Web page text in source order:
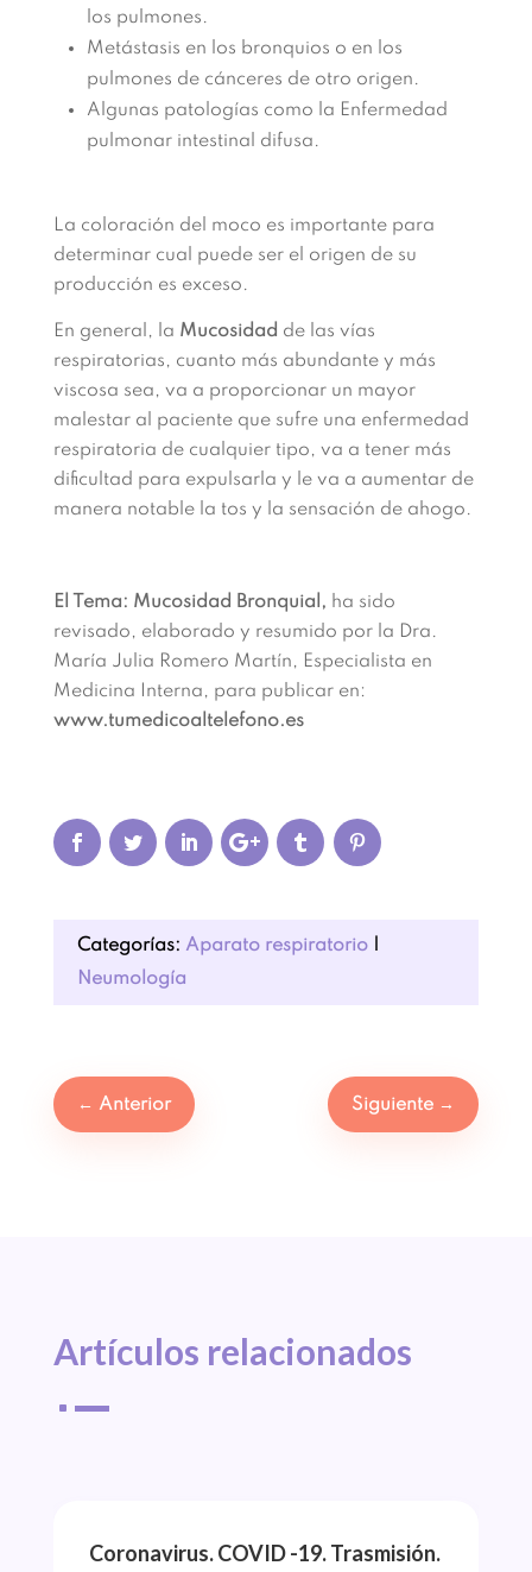
los pulmones.
Metástasis en los bronquios o en los
pulmones de cánceres de otro origen.
Algunas patologías como la Enfermedad
pulmonar intestinal difusa.
La coloración del moco es importante para
determinar cual puede ser el origen de su
producción es exceso.
En general, la Mucosidad de las vías
respiratorias, cuanto más abundante y más
viscosa sea, va a proporcionar un mayor
malestar al paciente que sufre una enfermedad
respiratoria de cualquier tipo, va a tener más
dificultad para expulsarla y le va a aumentar de
manera notable la tos y la sensación de ahogo.
El Tema: Mucosidad Bronquial, ha sido
revisado, elaborado y resumido por la Dra.
María Julia Romero Martín, Especialista en
Medicina Interna, para publicar en:
www.tumedicoaltelefono.es
Categorías: Aparato respiratorio|
Neumología
← Anterior Siguiente →
Artículos relacionados
^
Coronavirus. COVID -19. Trasmisión.